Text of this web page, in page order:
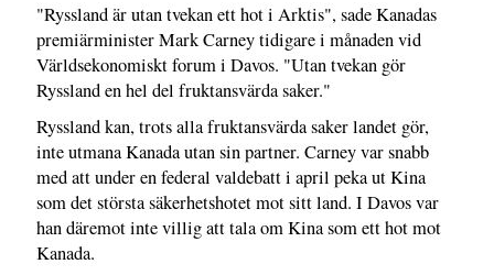
"Ryssland är utan tvekan ett hot i Arktis", sade Kanadas
premiärminister Mark Carney tidigare i månaden vid
Världsekonomiskt forum i Davos. "Utan tvekan gör
Ryssland en hel del fruktansvärda saker."
Ryssland kan, trots alla fruktansvärda saker landet gör,
inte utmana Kanada utan sin partner. Carney var snabb
med att under en federal valdebatt i april peka ut Kina
som det största säkerhetshotet mot sitt land. I Davos var
han däremot inte villig att tala om Kina som ett hot mot
Kanada.